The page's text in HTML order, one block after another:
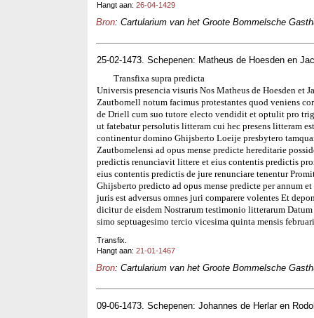
Hangt aan: 26-04-1429
Bron: Cartularium van het Groote Bommelsche
25-02-1473. Schepenen: Matheus de Hoesden en
Transfixa supra predicta
Universis presencia visuris Nos Matheus de Hoesden et
Zautbomell notum facimus protestantes quod veniens
de Driell cum suo tutore electo vendidit et optulit pro
ut fatebatur persolutis litteram cui hec presens litteram
continentur domino Ghijsberto Loeije presbytero
Zautbomelensi ad opus mense predicte hereditarie
predictis renunciavit littere et eius contentis predictis
eius contentis predictis de jure renunciare tenentur
Ghijsberto predicto ad opus mense predicte per annum
juris est adversus omnes juri comparere volentes Et
dicitur de eisdem Nostrarum testimonio litterarum
simo septuagesimo tercio vicesima quinta mensis
Transfix.
Hangt aan: 21-01-1467
Bron: Cartularium van het Groote Bommelsche
09-06-1473. Schepenen: Johannes de Herlar en